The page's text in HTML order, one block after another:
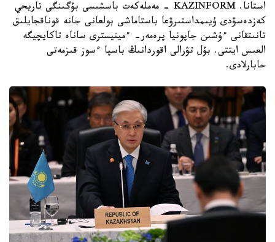
استانا. KAZINFORM - مەملەكەت باسشىسى بۇگىنگى تاريحي
كەزدەسۋدى ۇيىمداستىرۋعا باستاماشى بولعانى جانە قوناقجايلىق
تانىتقانى ءۇشىن جاپونيا پرەمەر- ءمينيسترى ساناە تاكايچيگە
العىس ايتتى. بۇل تۋرالى اقوردانىڭ باسپا ءسوز قىزمەتى
حابارلادى.